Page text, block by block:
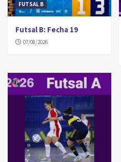
FUTSAL B
Futsal B: Fecha 19
07/08/2026